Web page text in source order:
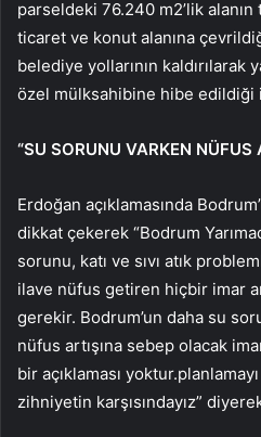
parseldeki 76.240 m2’lik alanın
ticaret ve konut alanına
belediye yollarının kaldırılarak
özel mülksahibine hibe edildiği
“SU SORUNU VARKEN NÜFUS
Erdoğan açıklamasında
dikkat çekerek “Bodrum
sorunu, katı ve sıvı atık
ilave nüfus getiren hiçbir imar
gerekir. Bodrum’un daha su
nüfus artışına sebep olacak
bir açıklaması
zihniyetin karşısındayız”